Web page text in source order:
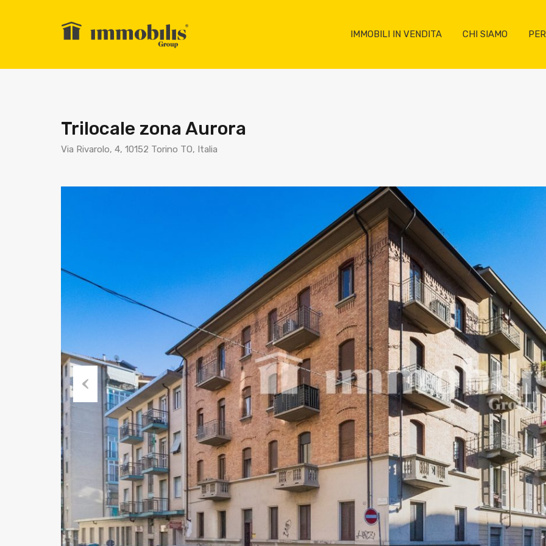
IMMOBILI IN VENDITA CHI SIAMO
Trilocale zona Aurora
Via Rivarolo, 4, 10152 Torino TO, Italia